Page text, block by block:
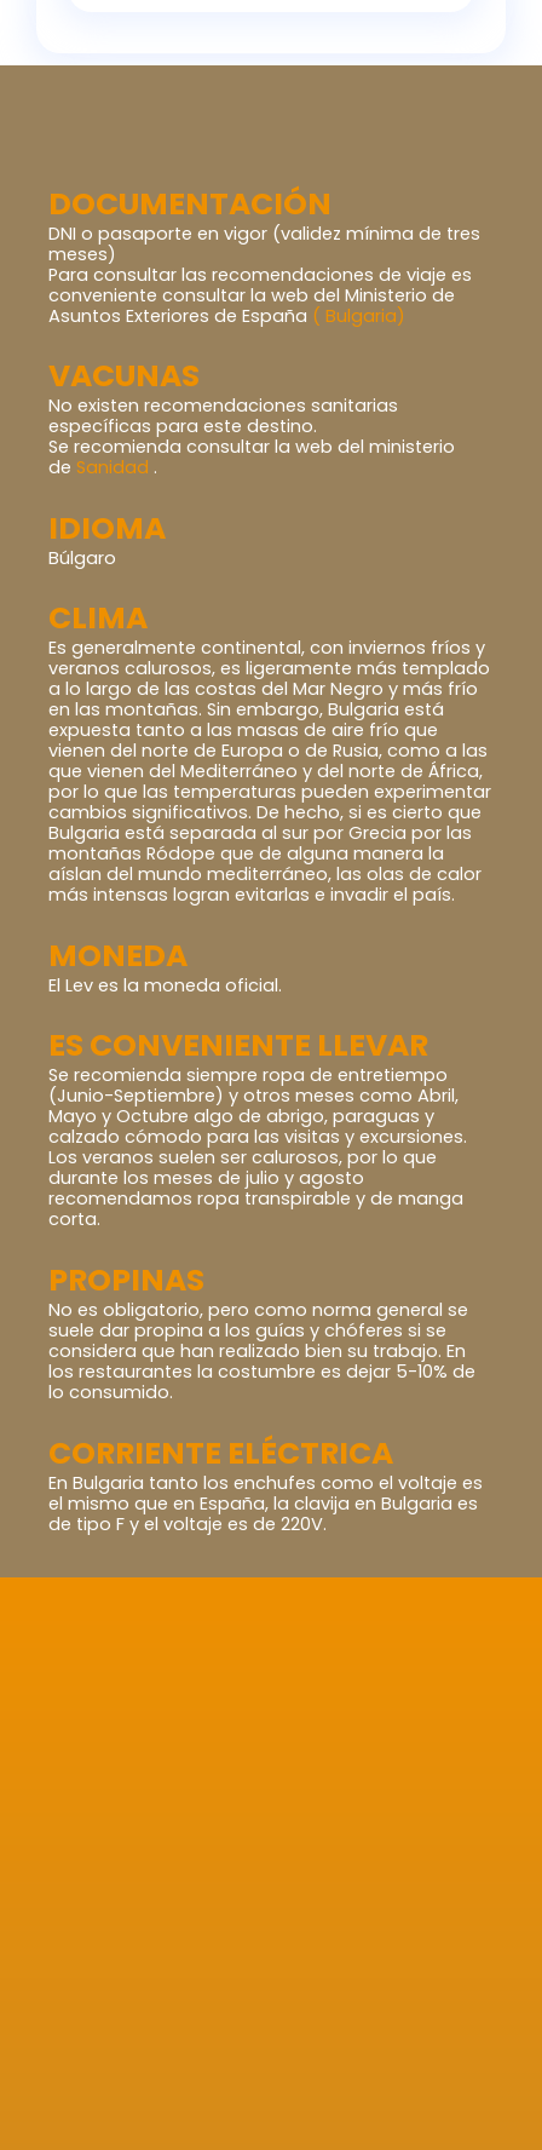
DOCUMENTACIÓN
DNI o pasaporte en vigor (validez mínima de tres
meses)
Para consultar las recomendaciones de viaje es
conveniente consultar la web del Ministerio de
Asuntos Exteriores de España ( Bulgaria)
VACUNAS
No existen recomendaciones sanitarias
específicas para este destino.
Se recomienda consultar la web del ministerio
de Sanidad .
IDIOMA
Búlgaro
CLIMA
Es generalmente continental, con inviernos fríos y
veranos calurosos, es ligeramente más templado
a lo largo de las costas del Mar Negro y más frío
en las montañas. Sin embargo, Bulgaria está
expuesta tanto a las masas de aire frío que
vienen del norte de Europa o de Rusia, como a las
que vienen del Mediterráneo y del norte de África,
por lo que las temperaturas pueden experimentar
cambios significativos. De hecho, si es cierto que
Bulgaria está separada al sur por Grecia por las
montañas Ródope que de alguna manera la
aíslan del mundo mediterráneo, las olas de calor
más intensas logran evitarlas e invadir el país.
MONEDA
El Lev es la moneda oficial.
ES CONVENIENTE LLEVAR
Se recomienda siempre ropa de entretiempo
(Junio-Septiembre) y otros meses como Abril,
Mayo y Octubre algo de abrigo, paraguas y
calzado cómodo para las visitas y excursiones.
Los veranos suelen ser calurosos, por lo que
durante los meses de julio y agosto
recomendamos ropa transpirable y de manga
corta.
PROPINAS
No es obligatorio, pero como norma general se
suele dar propina a los guías y chóferes si se
considera que han realizado bien su trabajo. En
los restaurantes la costumbre es dejar 5-10% de
lo consumido.
CORRIENTE ELÉCTRICA
En Bulgaria tanto los enchufes como el voltaje es
el mismo que en España, la clavija en Bulgaria es
de tipo F y el voltaje es de 220V.